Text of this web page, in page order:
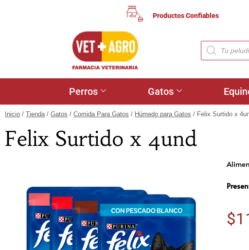
Productos Confiables
Perros Gatos
Inicio / Tienda/ Gatos / Comida Para Gatos / Húmedo para Gatos / Felix Surtido x
Felix Surtido x 4und
$